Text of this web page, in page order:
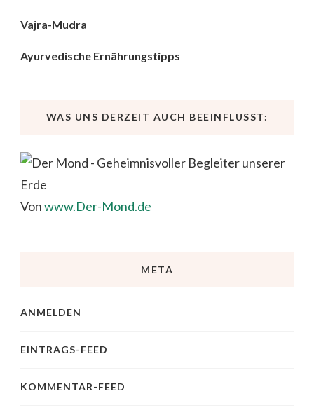
Vajra-Mudra
Ayurvedische Ernährungstipps
WAS UNS DERZEIT AUCH BEEINFLUSST:
Vonwww.Der-Mond.de
META
ANMELDEN
EINTRAGS-FEED
KOMMENTAR-FEED